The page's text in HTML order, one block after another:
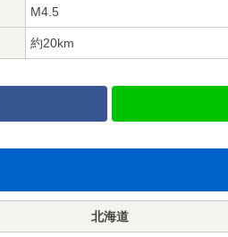
M4.5
約20km
北海道